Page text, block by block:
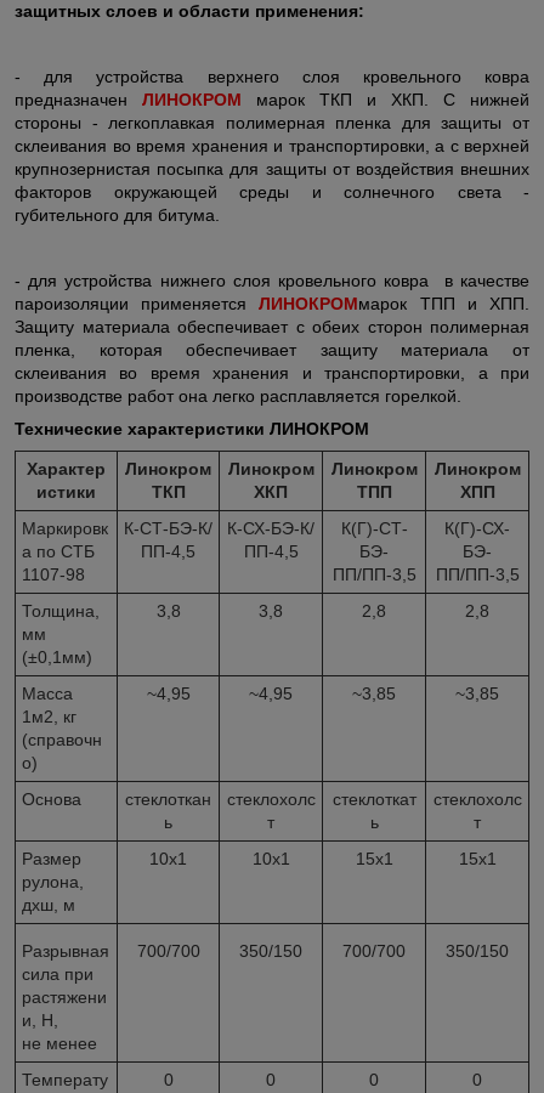
защитных слоев и области применения:
- для устройства верхнего слоя кровельного ковра
предназначен
ЛИНОКРОМ
марок ТКП и ХКП. С нижней
стороны - легкоплавкая полимерная пленка для защиты от
склеивания во время хранения и транспортировки, а с верхней
крупнозернистая посыпка для защиты от воздействия внешних
факторов окружающей среды и солнечного света -
губительного для битума.
- для устройства нижнего слоя кровельного ковра в качестве
пароизоляции применяется
ЛИНОКРОМмарок ТПП и ХПП.
Защиту материала обеспечивает с обеих сторон полимерная
пленка, которая обеспечивает защиту материала от
склеивания во время хранения и транспортировки, а при
производстве работ она легко расплавляется горелкой.
Технические характеристики ЛИНОКРОМ
Характер
истики
Линокром
ТКП
Линокром
ХКП
Линокром
ТПП
Линокром
ХПП
Маркировк
а по СТБ
1107-98
К-СТ-БЭ-К/
ПП-4,5
К-СХ-БЭ-К/
ПП-4,5
К(Г)-СТ-
БЭ-
ПП/ПП-3,5
К(Г)-СХ-
БЭ-
ПП/ПП-3,5
Толщина,
мм
(±0,1мм)
3,8 3,8 2,8 2,8
Масса
1м2, кг
(справочн
о)
~4,95 ~4,95 ~3,85 ~3,85
Основа
стеклоткан
ь
стеклохолс
т
стеклоткат
ь
стеклохолс
т
Размер
рулона,
дхш, м
10х1 10х1 15х1 15х1
Разрывная
сила при
растяжени
и, Н,
не менее
700/700 350/150 700/700 350/150
Температу 0 0 0 0